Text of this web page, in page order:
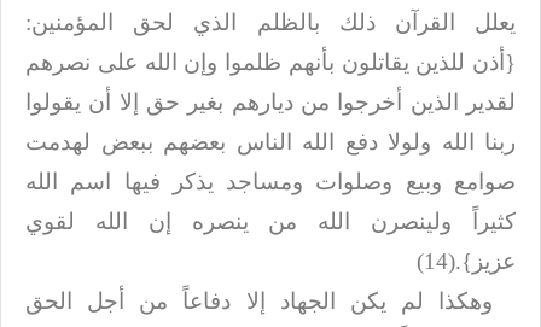
يعلل القرآن ذلك بالظلم الذي لحق المؤمنين:
{أذن للذين يقاتلون بأنهم ظلموا وإن الله على نصرهم
لقدير الذين أخرجوا من ديارهم بغير
حق إلا أن يقولوا
ربنا الله ولولا دفع الله الناس بعضهم ببعض لهدمت
صوامع وبيع
وصلوات ومساجد يذكر فيها اسم الله
كثيراً ولينصرن الله من ينصره إن الله لقوي
عزيز}(14).
وهكذا لم يكن الجهاد إلا دفاعاً من أجل الحق